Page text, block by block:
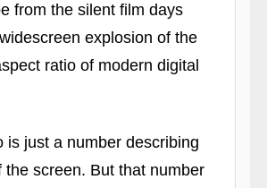
from the silent film days
explosion of the
ratio of modern digital
is just a number describing
the screen. But that number